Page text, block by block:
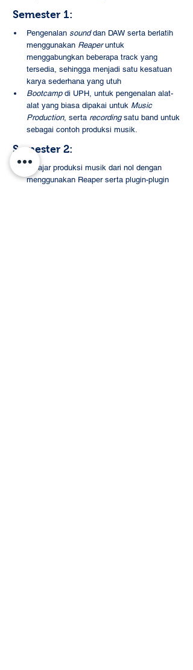
Semester 1:
Pengenalan sound dan DAW serta berlatih
menggunakan Reaper untuk
menggabungkan beberapa track yang
tersedia, sehingga menjadi satu kesatuan
karya sederhana yang utuh
Bootcamp di UPH, untuk pengenalan alat-
alat yang biasa dipakai untuk Music
Production, serta recording satu band untuk
sebagai contoh produksi musik.
Semester 2:
Belajar produksi musik dari nol dengan
menggunakan Reaper serta plugin-plugin